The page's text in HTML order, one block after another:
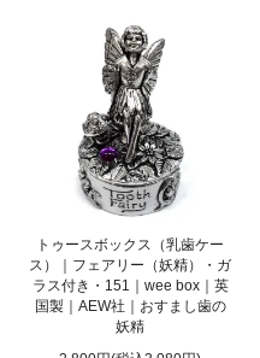
トゥースボックス（乳歯ケー
ス）｜フェアリー（妖精）・ガ
ラス付き・151｜wee box｜英
国製｜AEW社｜おすまし歯の
妖精